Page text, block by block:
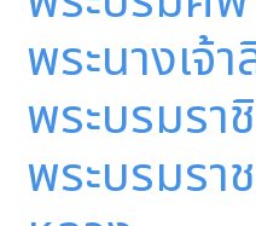
พระนางเจ้
พระบรมรา
พระบรมร